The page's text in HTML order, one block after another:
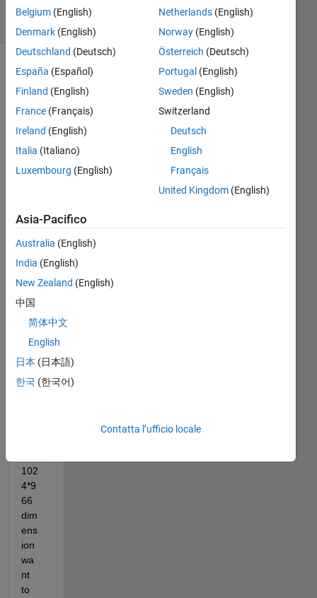
Visualizzazioni
Mostra
commenti
recenti
I
mat
x=l
atit
ude
y=l
ong
itud
t=ti
me
102
4*9
66
dim
ens
ion
wa
nt
to
Belgium (English)
Denmark (English)
Deutschland (Deutsch)
España (Español)
Finland (English)
France (Français)
Ireland (English)
Italia (Italiano)
Luxembourg (English)
Netherlands(English)
Norway(English)
Österreich (Deutsch)
Portugal (English)
Sweden (English)
Switzerland
Deutsch
English
Français
United Kingdom(English)
Asia-Pacifico
Australia (English)
India (English)
New Zealand (English)
中国
简体中文
English
日本 (日本語)
한국 (한국어)
Contatta l’ufficio locale